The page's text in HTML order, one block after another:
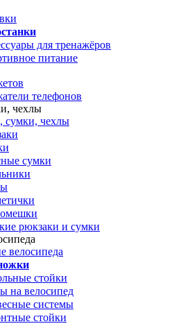
для тренажёров
питание
телефонов
чехлы
сумки, чехлы
сумки
рюкзаки и сумки
велосипеда
стойки
на велосипед
системы
стойки